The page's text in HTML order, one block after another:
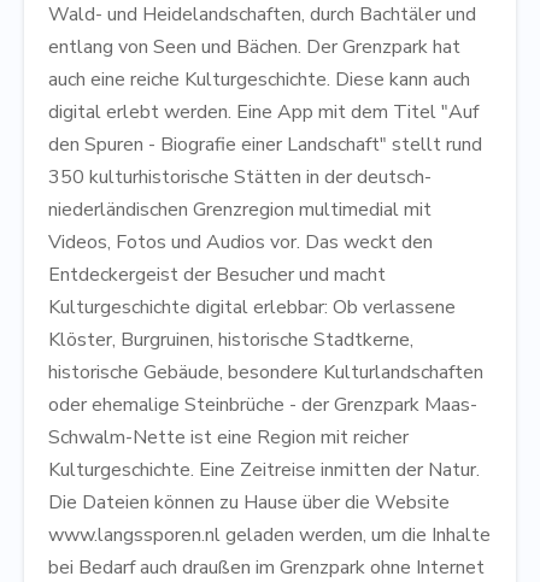
Wald- und Heidelandschaften, durch Bachtäler und
entlang von Seen und Bächen. Der Grenzpark hat
auch eine reiche Kulturgeschichte. Diese kann auch
digital erlebt werden. Eine App mit dem Titel "Auf
den Spuren - Biografie einer Landschaft" stellt rund
350 kulturhistorische Stätten in der deutsch-
niederländischen Grenzregion multimedial mit
Videos, Fotos und Audios vor. Das weckt den
Entdeckergeist der Besucher und macht
Kulturgeschichte digital erlebbar: Ob verlassene
Klöster, Burgruinen, historische Stadtkerne,
historische Gebäude, besondere Kulturlandschaften
oder ehemalige Steinbrüche - der Grenzpark Maas-
Schwalm-Nette ist eine Region mit reicher
Kulturgeschichte. Eine Zeitreise inmitten der Natur.
Die Dateien können zu Hause über die Website
www.langssporen.nl geladen werden, um die Inhalte
bei Bedarf auch draußen im Grenzpark ohne Internet